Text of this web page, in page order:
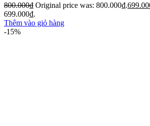
800.000₫ Original price was: 800.000₫.
699.000₫.
Thêm vào giỏ hàng
-15%